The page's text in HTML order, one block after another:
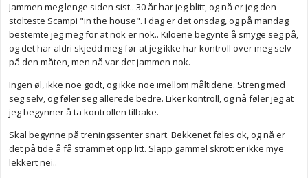
Jammen meg lenge siden sist.. 30 år har jeg blitt, og nå er jeg den
stolteste Scampi "in the house". I dag er det onsdag, og på mandag
bestemte jeg meg for at nok er nok.. Kiloene begynte å smyge seg på,
og det har aldri skjedd meg før at jeg ikke har kontroll over meg selv
på den måten, men nå var det jammen nok.
Ingen øl, ikke noe godt, og ikke noe imellom måltidene. Streng med
seg selv, og føler seg allerede bedre. Liker kontroll, og nå føler jeg at
jeg begynner å ta kontrollen tilbake.
Skal begynne på treningssenter snart. Bekkenet føles ok, og nå er
det på tide å få strammet opp litt. Slapp gammel skrott er ikke mye
lekkert nei..